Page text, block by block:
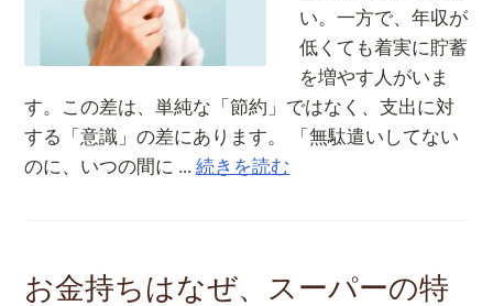
い。一方で、年収が
低くても着実に貯蓄
を増やす人がいま
す。この差は、単純な「節約」ではなく、支出に対
する「意識」の差にあります。 「無駄遣いしてない
のに、いつの間に ...続きを読む
お金持ちはなぜ、スーパーの特